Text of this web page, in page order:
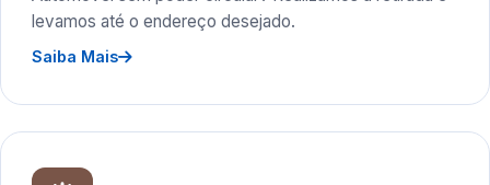
levamos até o endereço desejado.
Saiba Mais